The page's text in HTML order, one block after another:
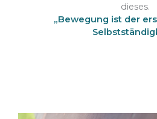
dieses.
„Bewegung ist der